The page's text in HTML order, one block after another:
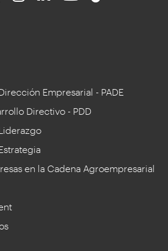
Empresarial - PADE
Directivo - PDD
en la Cadena Agroempresarial